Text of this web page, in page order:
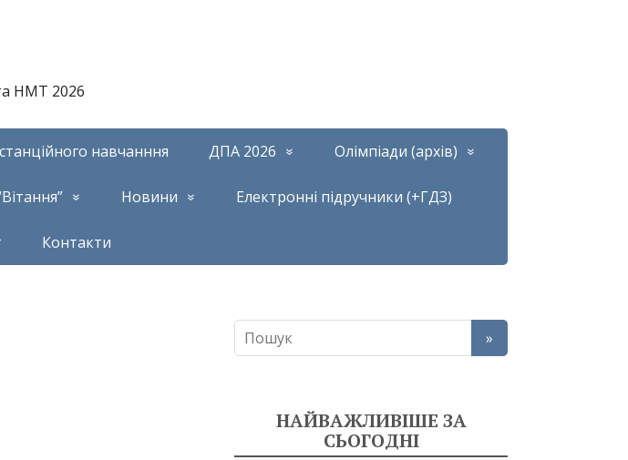
НМТ 2026
навчанння ДПА 2026 Олімпіади (архів)
Новини Електронні підручники (+ГДЗ)
Контакти
НАЙВАЖЛИВІШЕ ЗА
СЬОГОДНІ